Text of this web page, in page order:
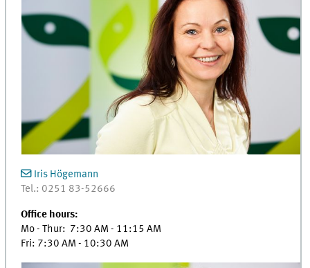
Iris Högemann
Tel.: 0251 83-52666
Office hours:
Mo - Thur: 7:30 AM - 11:15 AM
Fri: 7:30 AM - 10:30 AM